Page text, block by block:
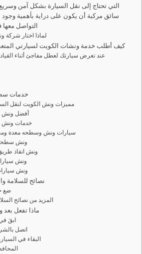
التي تحتاج إلى نقل السيارة بشكل آمن
سائق مركبة أن يكون على دراية بأهمية
التواصل
لماذا اختار شركة
كيف أطلب خدمة ونشات الكويت لسيارتي
عند تعرض سيارتك لعطل مفاجئ أثناء
خدمات
مميزات ونش الكويت لنقل
أفضل ونش
خدمات ونش
سيارات ونش وسطحه معدة ومجهزة
ونش سطحه
ونش انقاذ
ونش
ونش
نصائح للسلامة
ضع
المزيد من نصائح
ماذا تفعل
ابقَ
اتصل
البقاء في